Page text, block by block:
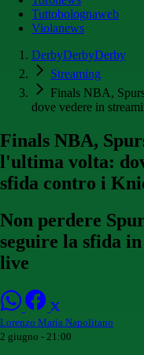
Tuttobolognaweb
Violanews
DerbyDerbyDerby
Streaming
Finals NBA,
dove vedere in
Finals NBA,
l'ultima volta:
sfida contro i
Non perdere
seguire la sfida
live
Lorenzo Maria Napolitano
2 giugno - 21:00